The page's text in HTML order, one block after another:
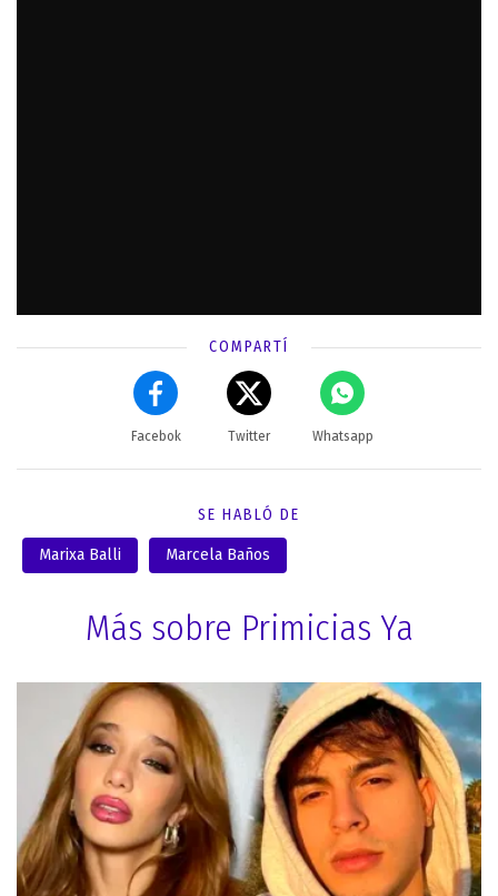
COMPARTÍ
Facebok Twitter Whatsapp
SE HABLÓ DE
Marixa Balli Marcela Baños
Más sobre Primicias Ya